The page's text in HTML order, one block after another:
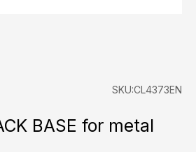
SKU:CL4373EN
BASE for metal